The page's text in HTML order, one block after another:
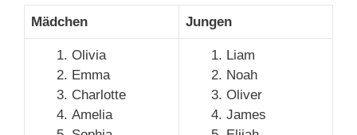
Mädchen Jungen
Olivia
Emma
Charlotte
Amelia
Liam
Noah
Oliver
James